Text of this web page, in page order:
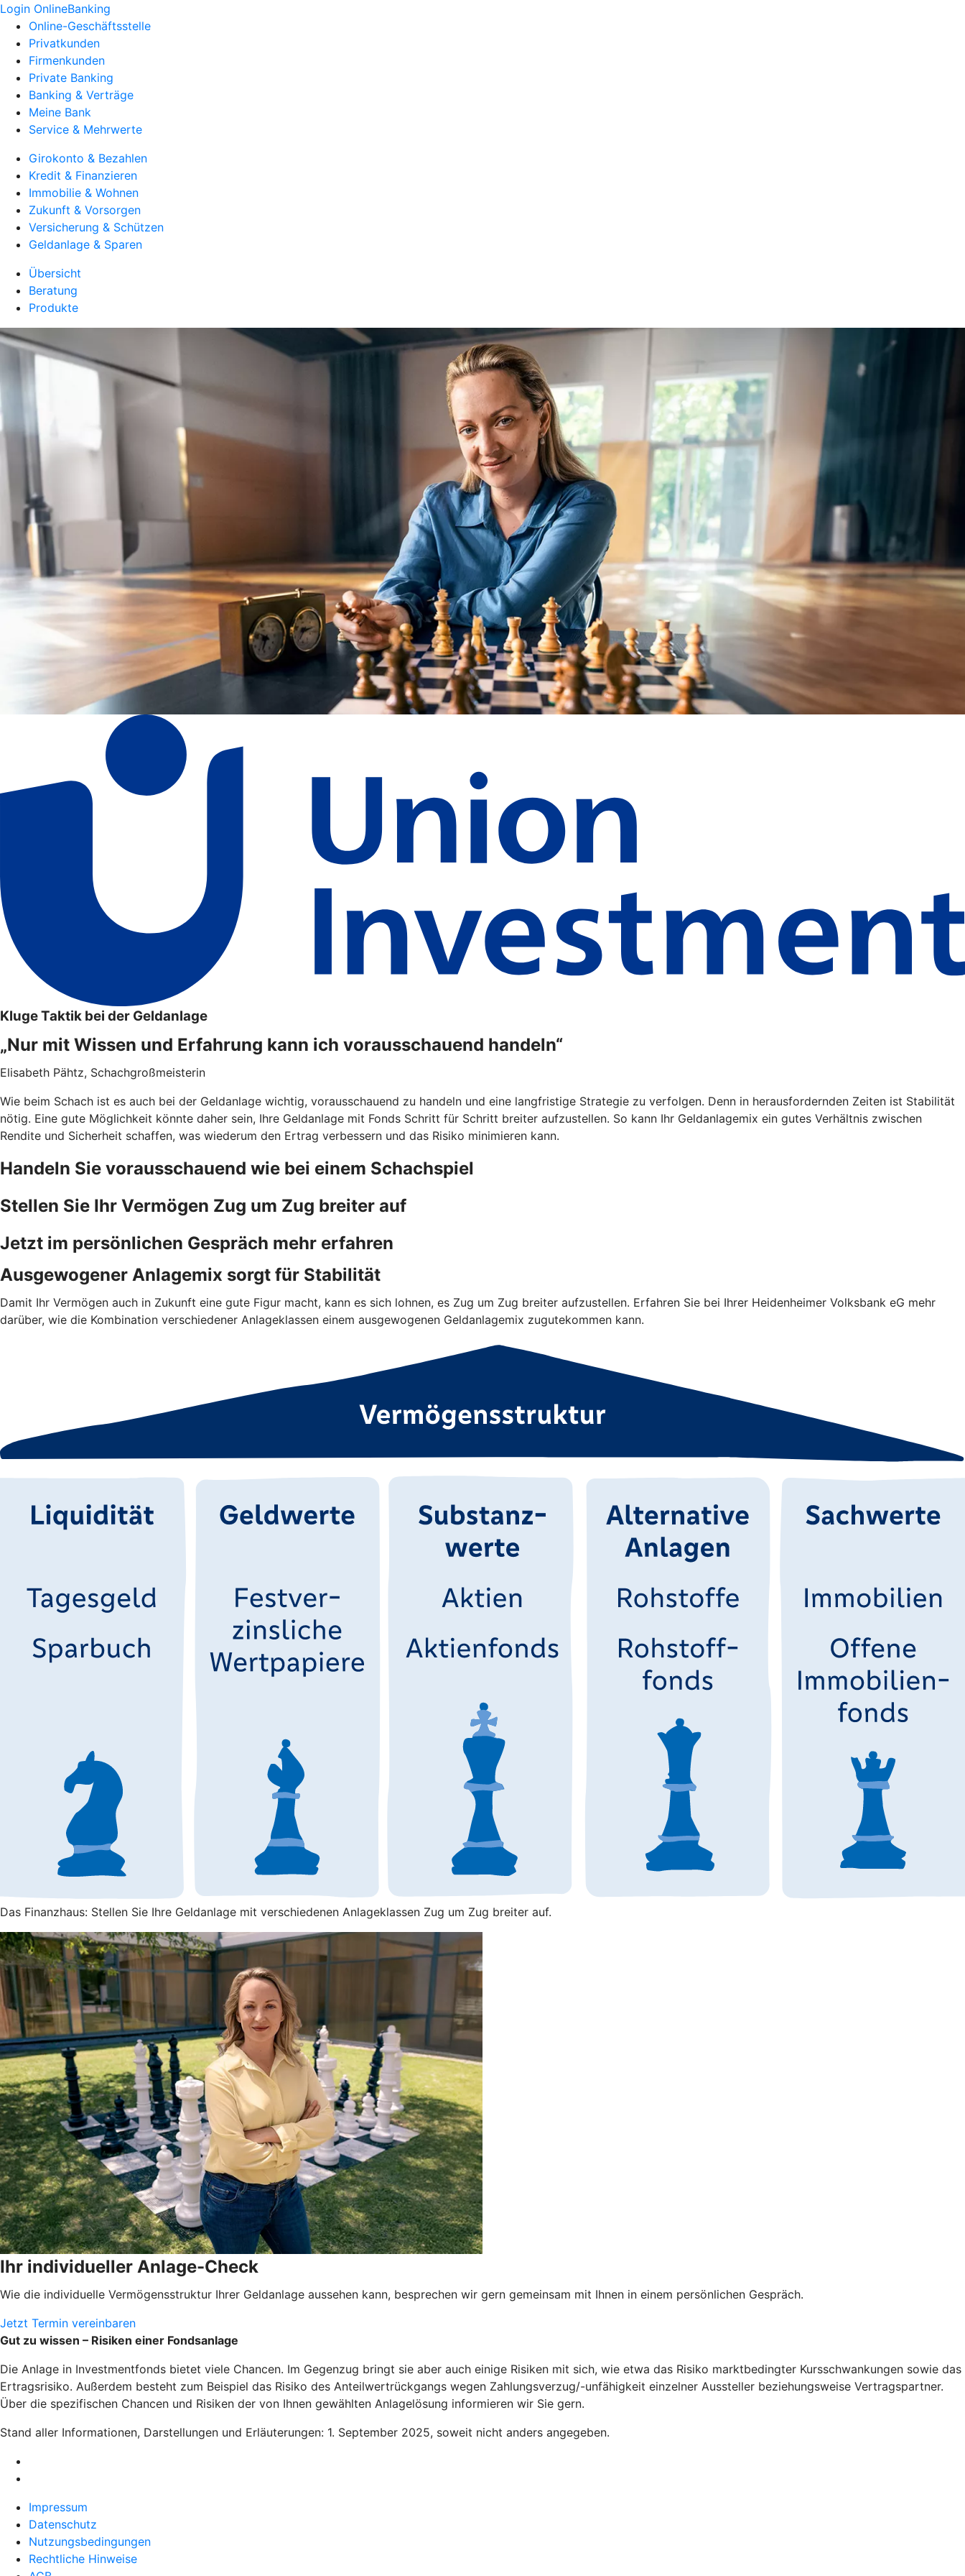
Login OnlineBanking
Online-Geschäftsstelle
Privatkunden
Firmenkunden
Private Banking
Banking & Verträge
Meine Bank
Service & Mehrwerte
Girokonto & Bezahlen
Kredit & Finanzieren
Immobilie & Wohnen
Zukunft & Vorsorgen
Versicherung & Schützen
Geldanlage & Sparen
Übersicht
Beratung
Produkte
Kluge Taktik bei der Geldanlage
„Nur mit Wissen und Erfahrung kann ich vorausschauend handeln“
Elisabeth Pähtz, Schachgroßmeisterin
Wie beim Schach ist es auch bei der Geldanlage wichtig, vorausschauend zu handeln und eine langfristige Strategie zu verfolgen. Denn in herausfordernden Zeiten ist Stabilität
nötig. Eine gute Möglichkeit könnte daher sein, Ihre Geldanlage mit Fonds Schritt für Schritt breiter aufzustellen. So kann Ihr Geldanlagemix ein gutes Verhältnis zwischen
Rendite und Sicherheit schaffen, was wiederum den Ertrag verbessern und das Risiko minimieren kann.
Handeln Sie vorausschauend wie bei einem Schachspiel
Stellen Sie Ihr Vermögen Zug um Zug breiter auf
Jetzt im persönlichen Gespräch mehr erfahren
Ausgewogener Anlagemix sorgt für Stabilität
Damit Ihr Vermögen auch in Zukunft eine gute Figur macht, kann es sich lohnen, es Zug um Zug breiter aufzustellen. Erfahren Sie bei Ihrer Heidenheimer Volksbank eG mehr
darüber, wie die Kombination verschiedener Anlageklassen einem ausgewogenen Geldanlagemix zugutekommen kann.
Das Finanzhaus: Stellen Sie Ihre Geldanlage mit verschiedenen Anlageklassen Zug um Zug breiter auf.
Ihr individueller Anlage-Check
Wie die individuelle Vermögensstruktur Ihrer Geldanlage aussehen kann, besprechen wir gern gemeinsam mit Ihnen in einem persönlichen Gespräch.
Jetzt Termin vereinbaren
Gut zu wissen – Risiken einer Fondsanlage
Die Anlage in Investmentfonds bietet viele Chancen. Im Gegenzug bringt sie aber auch einige Risiken mit sich, wie etwa das Risiko marktbedingter Kursschwankungen sowie das
Ertragsrisiko. Außerdem besteht zum Beispiel das Risiko des Anteilwertrückgangs wegen Zahlungsverzug/-unfähigkeit einzelner Aussteller beziehungsweise Vertragspartner.
Über die spezifischen Chancen und Risiken der von Ihnen gewählten Anlagelösung informieren wir Sie gern.
Stand aller Informationen, Darstellungen und Erläuterungen: 1. September 2025, soweit nicht anders angegeben.
Impressum
Datenschutz
Nutzungsbedingungen
Rechtliche Hinweise